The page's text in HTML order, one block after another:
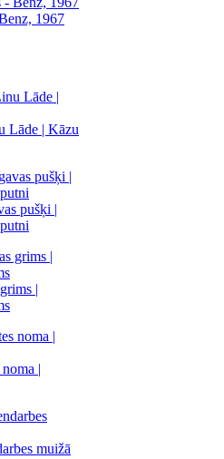
1967
Lāde | Kāzu
pušķi |
|
|
muižā